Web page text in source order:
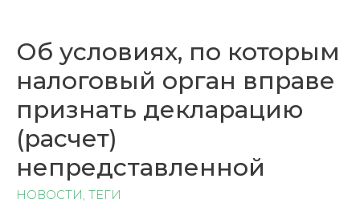
Об условиях, по которым
налоговый орган вправе
признать декларацию
(расчет)
непредставленной
НОВОСТИ, ТЕГИ